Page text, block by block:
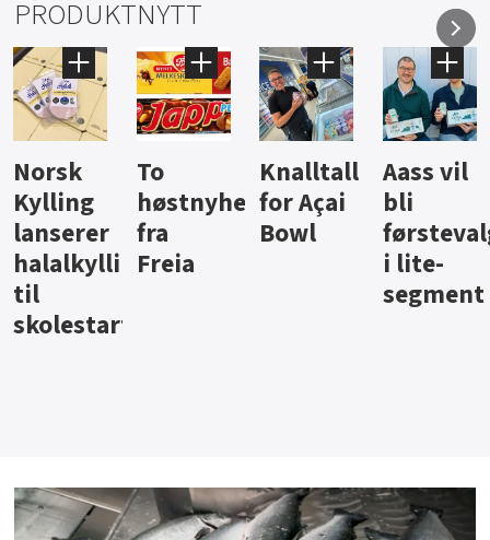
PRODUKTNYTT
Knalltall
for Açai
Bowl
Aass vil
bli
førstevalg
i lite-
Brus og
jus fra
Berentsen
Hard
iste fra
Hansa